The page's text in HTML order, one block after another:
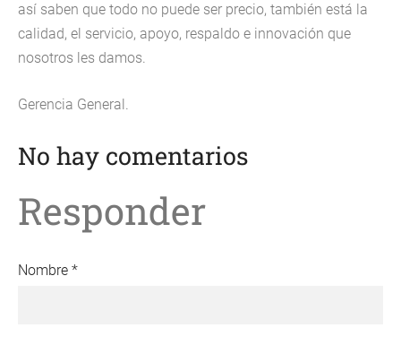
así saben que todo no puede ser precio, también está la
calidad, el servicio, apoyo, respaldo e innovación que
nosotros les damos.
Gerencia General.
No hay comentarios
Responder
Nombre *